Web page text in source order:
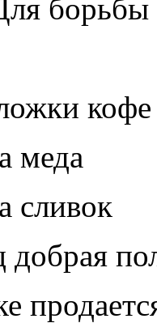
кофе
меда
сливок
добрая